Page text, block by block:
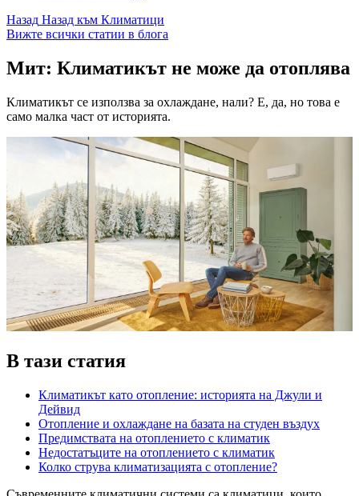
Назад Назад към Климатици
Вижте всички статии в блога
Мит: Климатикът не може да отоплява
Климатикът се използва за охлаждане, нали? Е, да, но това е
само малка част от историята.
В тази статия
Климатикът като отопление: историята на Джули и
Дейвид
Отопление и охлаждане на базата на студен въздух
Предимствата на отоплението с климатик
Недостатъците на отоплението с климатик
Колко струва климатизацията с отопление?